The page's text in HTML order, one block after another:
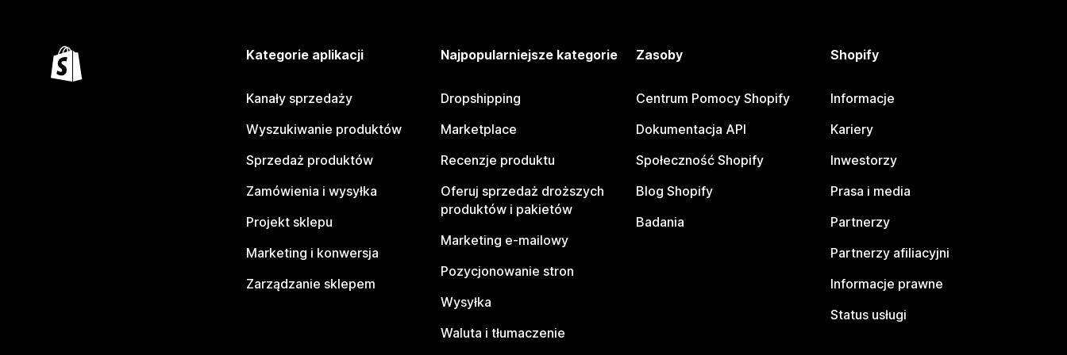
Kategorie aplikacji
Kanały sprzedaży
Wyszukiwanie produktów
Sprzedaż produktów
Zamówienia i wysyłka
Projekt sklepu
Marketing i konwersja
Zarządzanie sklepem
Najpopularniejsze kategorie
Dropshipping
Marketplace
Recenzje produktu
Oferuj sprzedaż droższych
produktów i pakietów
Marketing e-mailowy
Pozycjonowanie stron
Wysyłka
Waluta i tłumaczenie
Zasoby
Centrum Pomocy Shopify
Dokumentacja API
Społeczność Shopify
Blog Shopify
Badania
Shopify
Informacje
Kariery
Inwestorzy
Prasa i media
Partnerzy
Partnerzy afiliacyjni
Informacje prawne
Status usługi